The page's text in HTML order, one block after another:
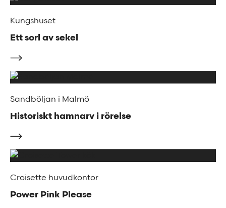
Kungshuset
Ett sorl av sekel
Sandböljan i Malmö
Historiskt hamnarv i rörelse
Croisette huvudkontor
Power Pink Please